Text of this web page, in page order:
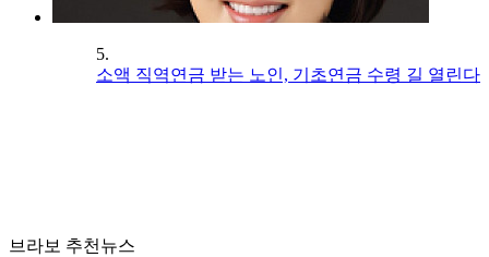
5.
소액 직역연금 받는 노인, 기초연금 수령 길 열린다
브라보 추천뉴스